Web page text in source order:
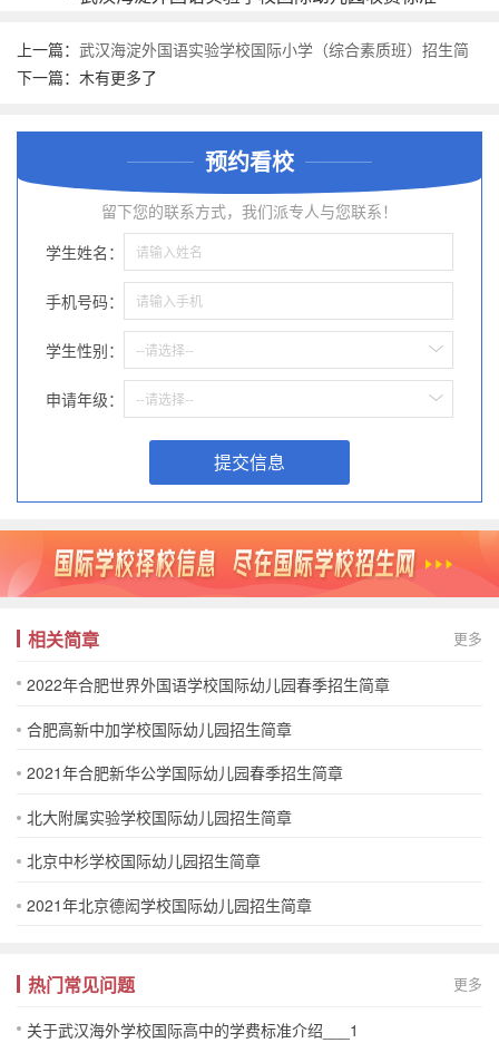
上一篇： 武汉海淀外国语实验学校国际小学（综合素质班）招生简
章
下一篇：木有更多了
预约看校
留下您的联系方式，我们派专人与您联系！
学生姓名：
手机号码：
学生性别： --请选择--
申请年级： --请选择--
提交信息
相关简章 更多
2022年合肥世界外国语学校国际幼儿园春季招生简章
合肥高新中加学校国际幼儿园招生简章
2021年合肥新华公学国际幼儿园春季招生简章
北大附属实验学校国际幼儿园招生简章
北京中杉学校国际幼儿园招生简章
2021年北京德闳学校国际幼儿园招生简章
热门常见问题 更多
关于武汉海外学校国际高中的学费标准介绍___1